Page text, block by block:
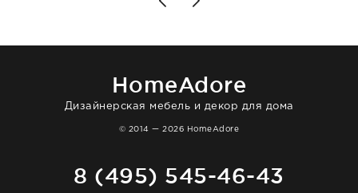
то качество выше всяких похвал. Выглядит
HomeAdore
Дизайнерская мебель и декор для дома
© 2014 — 2026 HomeAdore
8 (495) 545-46-43